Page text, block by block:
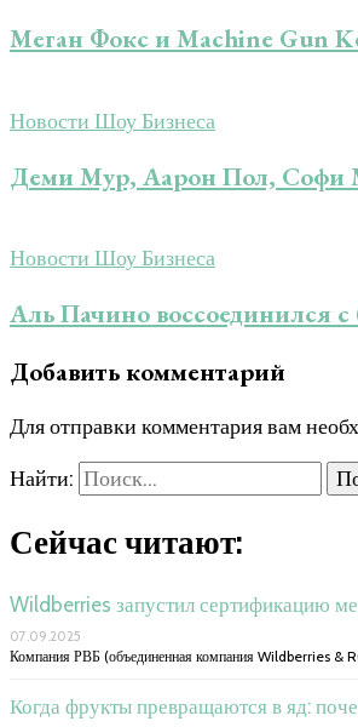
Меган Фокс и Machine Gun
Новости Шоу Бизнеса
Деми Мур, Аарон Пол, Софи
Новости Шоу Бизнеса
Аль Пачино воссоединился
Добавить комментарий
Для отправки комментария вам
Найти:
Сейчас читают:
Wildberries запустил сертификацию
07.09.2025
Компания РВБ (объединенная компания Wildberries &
Когда фрукты превращаются в яд: